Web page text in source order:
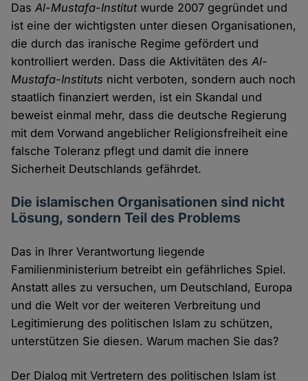
DasAl-Mustafa-Institutwurde 2007 gegründet und
ist eine der wichtigsten unter diesen Organisationen,
die durch das iranische Regime gefördert und
kontrolliert werden. Dass die Aktivitäten desAl-
Mustafa-Instituts nicht verboten, sondern auch noch
staatlich finanziert werden, ist ein Skandal und
beweist einmal mehr, dass die deutsche Regierung
mit dem Vorwand angeblicher Religionsfreiheit eine
falsche Toleranz pflegt und damit die innere
Sicherheit Deutschlands gefährdet.
Die islamischen Organisationen sind nicht
Lösung, sondern Teil des Problems
Das in Ihrer Verantwortung liegende
Familienministerium betreibt ein gefährliches Spiel.
Anstatt alles zu versuchen, um Deutschland, Europa
und die Welt vor der weiteren Verbreitung und
Legitimierung des politischen Islam zu schützen,
unterstützen Sie diesen. Warum machen Sie das?
Der Dialog mit Vertretern des politischen Islam ist